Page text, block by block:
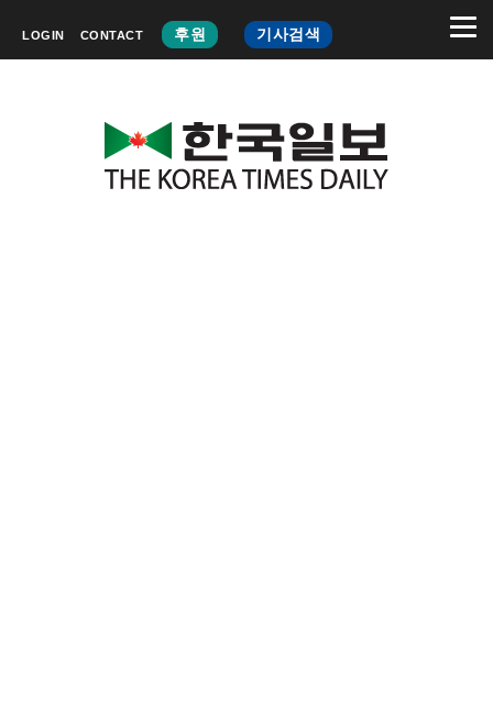
LOGIN CONTACT 후원 기사검색